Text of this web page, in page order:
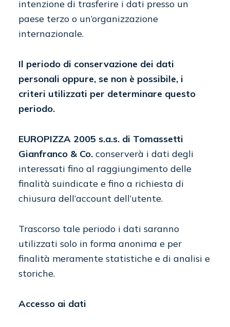
intenzione di trasferire i dati presso un
paese terzo o un’organizzazione
internazionale.
Il periodo di conservazione dei dati
personali oppure, se non è possibile, i
criteri utilizzati per determinare questo
periodo.
EUROPIZZA 2005 s.a.s. di Tomassetti
Gianfranco & Co.conserverà i dati degli
interessati fino al raggiungimento delle
finalità suindicate e fino a richiesta di
chiusura dell’account dell’utente.
Trascorso tale periodo i dati saranno
utilizzati solo in forma anonima e per
finalità meramente statistiche e di analisi e
storiche.
Accesso ai dati